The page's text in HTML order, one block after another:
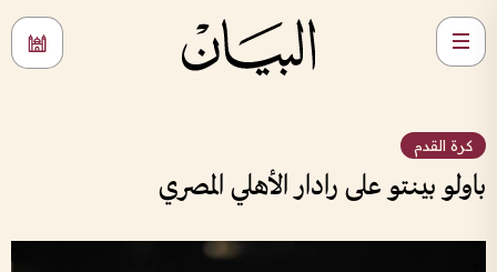
كرة القدم
باولو بينتو على رادار الأهلي المصري